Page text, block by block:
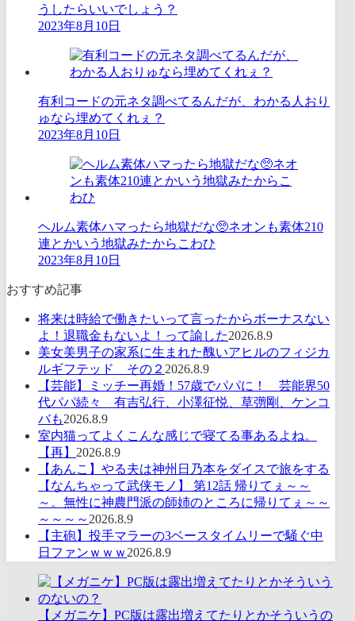
うしたらいいでしょう？
2023年8月10日
有利コードの元ネタ調べてるんだが、わかる人おり
ゅなら埋めてくれぇ？
2023年8月10日
ヘルム素体ハマったら地獄だな🥺ネオンも素体210
連とかいう地獄みたからこわひ
2023年8月10日
おすすめ記事
将来は時給で働きたいって言ったからボーナスない
よ！退職金もないよ！って諭した2026.8.9
美女美男子の家系に生まれた醜いアヒルのフィジカ
ルギフテッド その２ 2026.8.9
【芸能】ミッチー再婚！57歳でパパに！ 芸能界50
代パパ続々 有吉弘行、小澤征悦、草彅剛、ケンコ
バも2026.8.9
室内猫ってよくこんな感じで寝てる事あるよね。
【再】 2026.8.9
【あんこ】やる夫は神州日乃本をダイスで旅をする
【なんちゃって武侠モノ】 第12話 帰りてぇ～～
～。無性に神農門派の師姉のところに帰りてぇ～～
～～～～ 2026.8.9
【主砲】投手マラーの3ベースタイムリーで騒ぐ中
日ファンｗｗｗ 2026.8.9
【メガニケ】PC版は露出増えてたりとかそういうの